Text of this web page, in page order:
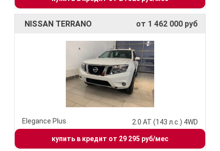
NISSAN TERRANO от 1 462 000 руб
Elegance Plus 2.0 АТ (143 л.с.) 4WD
купить в кредит от 29 295 руб/мес